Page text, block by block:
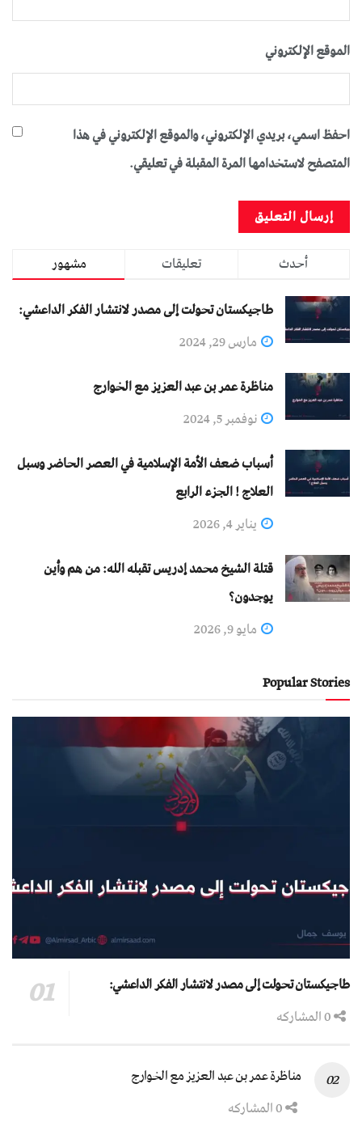
الموقع الإلكتروني
احفظ اسمي، بريدي الإلكتروني، والموقع الإلكتروني في هذا
المتصفح لاستخدامها المرة المقبلة في تعليقي.
مشهور تعليقات
أحدث
طاجيكستان تحولت إلى مصدر لانتشار الفكر الداعشي:
مارس 29, 2024
مناظرة عمر بن عبد العزيز مع الخوارج
نوفمبر 5, 2024
أسباب ضعف الأمة الإسلامية في العصر الحاضر وسبل
العلاج ! الجزء الرابع
يناير 4, 2026
قتلة الشيخ محمد إدريس تقبله الله: من هم وأين
يوجدون؟
مايو 9, 2026
Popular Stories
طاجيكستان تحولت إلى مصدر لانتشار الفكر الداعشي:
مناظرة عمر بن عبد العزيز مع الخوارج